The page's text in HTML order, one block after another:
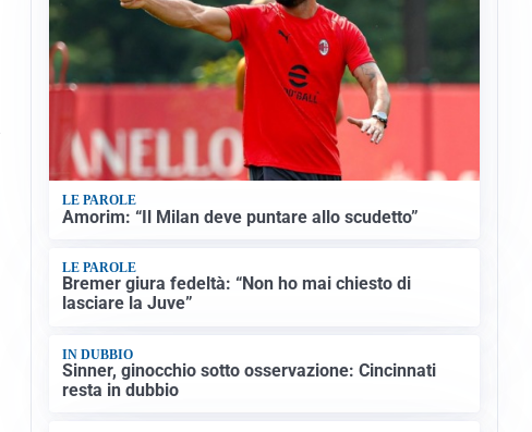
LE PAROLE
Amorim: “Il Milan deve puntare allo scudetto”
LE PAROLE
Bremer giura fedeltà: “Non ho mai chiesto di
lasciare la Juve”
IN DUBBIO
Sinner, ginocchio sotto osservazione: Cincinnati
resta in dubbio